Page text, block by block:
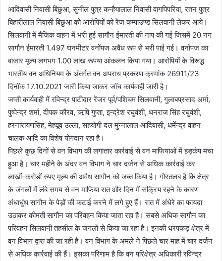
आदिवासी निवासी बिछुआ, सुनील पुत्र कन्हैयालाल निवासी वागपिपरिया, रतन पुत्र
बिहारीलाल निवासी बिछुआ को आरोपियों को रेंज कम्पांउण्ड सिलवानी लेकर आये।
सिलवानी में मैजिक वाहन में भरी हुई सागौन ईमारती की नाप की गई जिसमें 20 नग
सागौन ईमारती 1.497 घनमीटर वनोंपज अवैध रूप से भरी पाई गई। वनोंपज का
बाजार मूल्य लगभग 1.00 लाख रूपया आंकलन किया गया। आरोपियों के विरूद्ध
भारतीय वन अधिनियम के अंतर्गत वन अपराध प्रकरण क्रमांक 26911/23
दिनॉक 17.10.2021 जारी किया जाकर जॉच कार्यवाही जारी है।
जप्ती कार्यवाही में रविन्द्र पाटीदार रेंजर पूर्व/पशिचम सिलवानी, गुलाबप्रसाद अर्मा,
पुष्पेन्द्र शर्मा, दीपक कौरव, ऋ़षि गुप्ता, इन्द्रेश रघुवंशी, धनराज सिंह रघुवंशी,
हरनारायणसिंह, मेहवूव उल्ला, सहयोगी दल मुन्नालाल आदिवासी, धर्मेन्द्र वाहन
चालक आदि का विशेष योगदान रहा है।
पिछले कुछ दिनों से वन विभाग की लगातार कार्रवाई से वन माफियाओं में हड़कंप मचा
हुआ है। चार महीने के अंदर वन विभाग ने चार दर्जन से अधिक कार्रवाई कर
लाखों-करोड़ों रुपए मूल्य की अवैध सागौन को जब्त किया है। गौरतलब है कि क्षेत्र
के जंगलों में लंबे समय से वन माफिया रात और दिन में सक्रिय रहने के कारण
अंधाधुंध सागौन के पेड़ों की कटाई करने में लगे हुए हैं। रात में अंधेरे का फायदा
उठाकर कीमती सागौन का परिवहन किया जाता रहा है। सबसे अधिक सागौन का
परिवहन सिलवानी तहसील के जंगलों से किया जा रहा है। इनकी धरपकड़ क्षेत्र में
वन विभाग द्वारा की जा रही है। वन विभाग के अमले ने पिछले चार माह में चार दर्जन
से अधिक कार्रवाई की हैं। इसका परिणाम है कि वन परिक्षेत्र अधिकारी रविन्द्र